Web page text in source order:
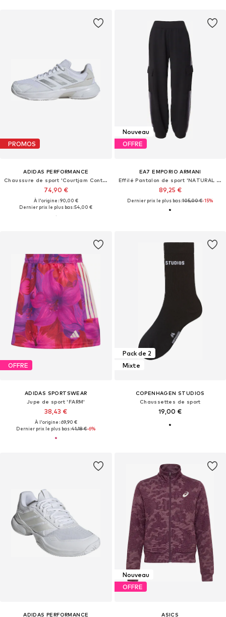
PROMOS
ADIDAS PERFORMANCE
Chaussure de sport 'Courtjam Control 3'
74,90 €
À l'origine : 90,00 €
Dernier prix le plus bas :54,00 €
Nouveau
OFFRE
EA7 EMPORIO ARMANI
Effilé Pantalon de sport 'NATURAL VENTUS7'
89,25 €
Dernier prix le plus bas :105,00 €-15%
OFFRE
ADIDAS SPORTSWEAR
Jupe de sport 'FARM'
38,43 €
À l'origine : 69,90 €
Dernier prix le plus bas :41,18 €-6%
Pack de 2
Mixte
COPENHAGEN STUDIOS
Chaussettes de sport
19,00 €
ADIDAS PERFORMANCE
Nouveau
OFFRE
ASICS